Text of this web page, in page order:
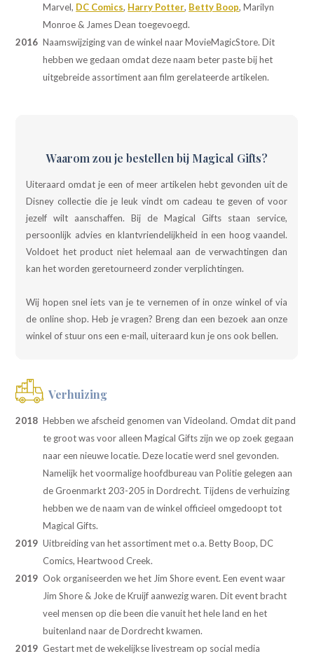
Marvel, DC Comics, Harry Potter, Betty Boop, Marilyn
Monroe & James Dean toegevoegd.
2016 Naamswijziging van de winkel naar MovieMagicStore. Dit
hebben we gedaan omdat deze naam beter paste bij het
uitgebreide assortiment aan film gerelateerde artikelen.
Waarom zou je bestellen bij Magical Gifts?
Uiteraard omdat je een of meer artikelen hebt gevonden uit de
Disney collectie die je leuk vindt om cadeau te geven of voor
jezelf wilt aanschaffen. Bij de Magical Gifts staan service,
persoonlijk advies en klantvriendelijkheid in een hoog vaandel.
Voldoet het product niet helemaal aan de verwachtingen dan
kan het worden geretourneerd zonder verplichtingen.
Wij hopen snel iets van je te vernemen of in onze winkel of via
de online shop. Heb je vragen? Breng dan een bezoek aan onze
winkel of stuur ons een e-mail, uiteraard kun je ons ook bellen.
Verhuizing
2018 Hebben we afscheid genomen van Videoland. Omdat dit pand
te groot was voor alleen Magical Gifts zijn we op zoek gegaan
naar een nieuwe locatie. Deze locatie werd snel gevonden.
Namelijk het voormalige hoofdbureau van Politie gelegen aan
de Groenmarkt 203-205 in Dordrecht. Tijdens de verhuizing
hebben we de naam van de winkel officieel omgedoopt tot
Magical Gifts.
2019 Uitbreiding van het assortiment met o.a. Betty Boop, DC
Comics, Heartwood Creek.
2019 Ook organiseerden we het Jim Shore event. Een event waar
Jim Shore & Joke de Kruijf aanwezig waren. Dit event bracht
veel mensen op die been die vanuit het hele land en het
buitenland naar de Dordrecht kwamen.
2019 Gestart met de wekelijkse livestream op social media